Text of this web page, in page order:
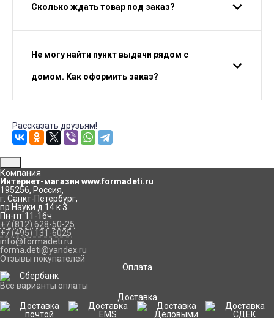
Сколько ждать товар под заказ?
Не могу найти пункт выдачи рядом с
домом. Как оформить заказ?
Рассказать друзьям!
Компания
Интернет-магазин www.formadeti.ru
195256, Россия,
г. Санкт-Петербург,
пр.Науки д.14 к.3
Пн-пт 11-16ч
+7 (812) 628-50-25
+7 (495) 131-6025
info@formadeti.ru
forma.deti@yandex.ru
Отзывы покупателей
Оплата
Все варианты оплаты
Доставка